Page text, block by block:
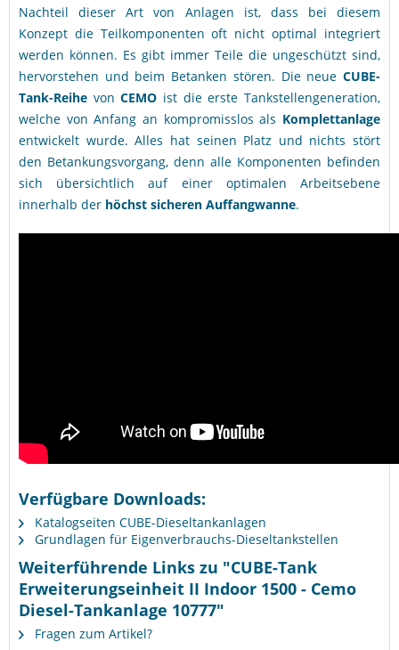
Nachteil dieser Art von Anlagen ist, dass bei diesem
Konzept die Teilkomponenten oft nicht optimal integriert
werden können. Es gibt immer Teile die ungeschützt sind,
hervorstehen und beim Betanken stören. Die neue CUBE-
Tank-Reihe vonCEMO ist die erste Tankstellengeneration,
welche von Anfang an kompromisslos als Komplettanlage
entwickelt wurde. Alles hat seinen Platz und nichts stört
den Betankungsvorgang, denn alle Komponenten befinden
sich übersichtlich auf einer optimalen Arbeitsebene
innerhalb der höchst sicheren Auffangwanne.
Verfügbare Downloads:
Katalogseiten CUBE-Dieseltankanlagen
Grundlagen für Eigenverbrauchs-Dieseltankstellen
Weiterführende Links zu "CUBE-Tank
Erweiterungseinheit II Indoor 1500 - Cemo
Diesel-Tankanlage 10777"
Fragen zum Artikel?